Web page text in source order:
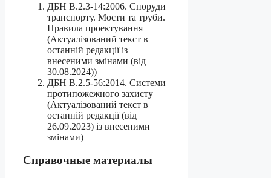
ДБН В.2.3-14:2006. Споруди
транспорту. Мости та труби.
Правила проектування
(Актуалізований текст в
останній редакції із
внесеними змінами (від
30.08.2024))
ДБН В.2.5-56:2014. Системи
протипожежного захисту
(Актуалізований текст в
останній редакції (від
26.09.2023) із внесеними
змінами)
Справочные материалы